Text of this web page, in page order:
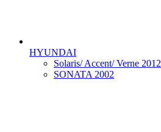
HYUNDAI
Solaris/ Accent/ Verne 2012
SONATA 2002